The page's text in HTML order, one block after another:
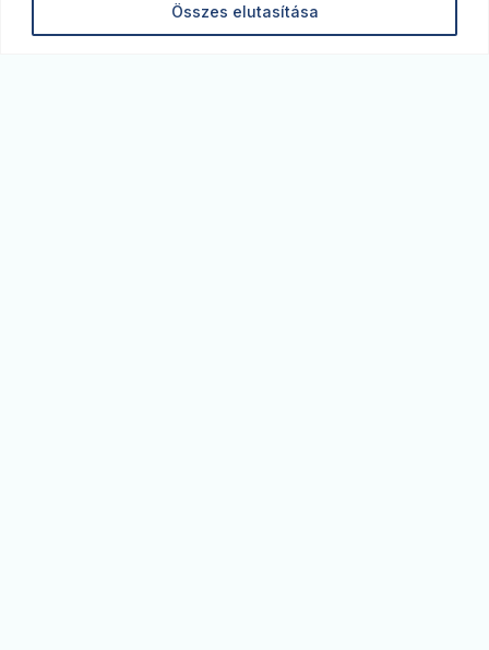
Összes elutasítása